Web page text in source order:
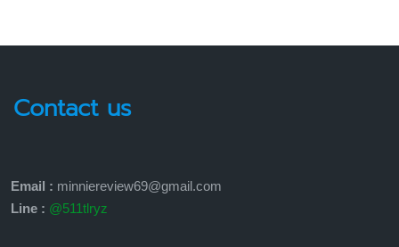
Contact us
Email : minniereview69@gmail.com
Line : @511tlryz